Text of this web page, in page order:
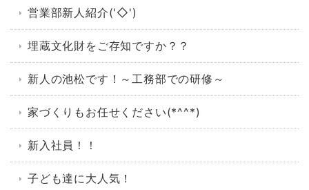
営業部新人紹介('◇')ゞ
埋蔵文化財をご存知ですか？？
新人の池松です！～工務部での研修～
家づくりもお任せください(*^^*)
新入社員！！
子ども達に大人気！